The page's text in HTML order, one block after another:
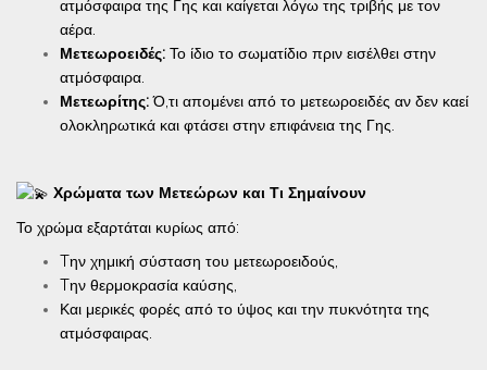
ατμόσφαιρα της Γης και καίγεται λόγω της τριβής με τον
αέρα.
Μετεωροειδές: Το ίδιο το σωματίδιο πριν εισέλθει στην
ατμόσφαιρα.
Μετεωρίτης:Ό,τι απομένει από το μετεωροειδές αν δεν καεί
ολοκληρωτικά και φτάσει στην επιφάνεια της Γης.
Χρώματα των Μετεώρων και Τι Σημαίνουν
Το χρώμα εξαρτάται κυρίως από:
Tην χημική σύσταση του μετεωροειδούς,
Tην θερμοκρασία καύσης,
Και μερικές φορές από το ύψος και την πυκνότητα της
ατμόσφαιρας.